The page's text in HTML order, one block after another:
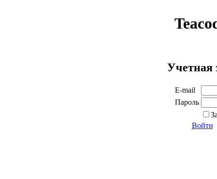
Учетная
E-mail
Пароль
Войти